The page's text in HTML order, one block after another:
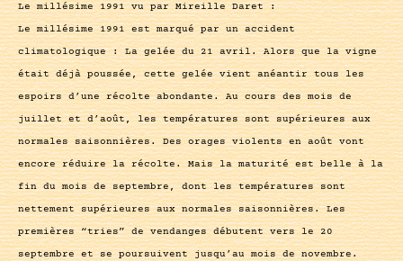
Le millésime 1991 vu par Mireille Daret :
Le millésime 1991 est marqué par un accident
climatologique : La gelée du 21 avril. Alors que la vigne
était déjà poussée, cette gelée vient anéantir tous les
espoirs d’une récolte abondante. Au cours des mois de
juillet et d’août, les températures sont supérieures aux
normales saisonnières. Des orages violents en août vont
encore réduire la récolte. Mais la maturité est belle à la
fin du mois de septembre, dont les températures sont
nettement supérieures aux normales saisonnières. Les
premières “tries” de vendanges débutent vers le 20
septembre et se poursuivent jusqu’au mois de novembre.